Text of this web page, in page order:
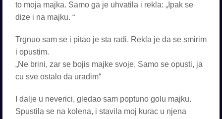
to moja majka. Samo ga je uhvatila i rekla: „Ipak se
dize i na majku. “
Trgnuo sam se i pitao je sta radi. Rekla je da se smirim
i opustim.
„Ne brini, zar se bojis majke svoje. Samo se opusti, ja
cu sve ostalo da uradim“
I dalje u neverici, gledao sam poptuno golu majku.
Spustila se na kolena, i stavila moj kurac u njena